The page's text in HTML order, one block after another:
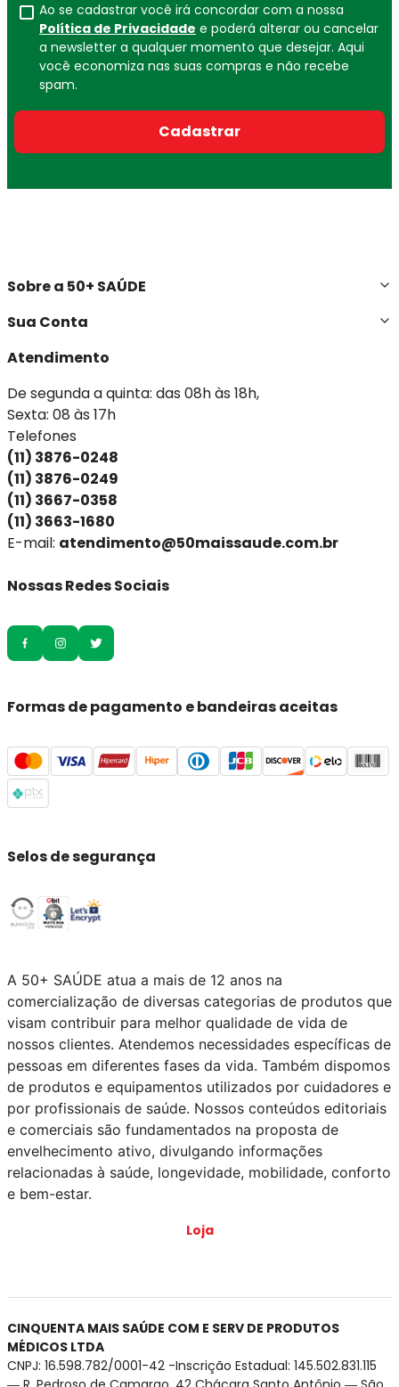
Ao se cadastrar você irá concordar com a nossa
Política de Privacidade e poderá alterar ou cancelar
a newsletter a qualquer momento que desejar. Aqui
você economiza nas suas compras e não recebe
spam.
Cadastrar
Sobre a 50+ SAÚDE
Sua Conta
Atendimento
De segunda a quinta: das 08h às 18h,
Sexta: 08 às 17h
Telefones
(11) 3876-0248
(11) 3876-0249
(11) 3667-0358
(11) 3663-1680
E-mail: atendimento@50maissaude.com.br
Nossas Redes Sociais
Formas de pagamento e bandeiras aceitas
Selos de segurança
A 50+ SAÚDE atua a mais de 12 anos na
comercialização de diversas categorias de produtos que
visam contribuir para melhor qualidade de vida de
nossos clientes. Atendemos necessidades específicas de
pessoas em diferentes fases da vida. Também dispomos
de produtos e equipamentos utilizados por cuidadores e
por profissionais de saúde. Nossos conteúdos editoriais
e comerciais são fundamentados na proposta de
envelhecimento ativo, divulgando informações
relacionadas à saúde, longevidade, mobilidade, conforto
e bem-estar.
Loja
CINQUENTA MAIS SAÚDE COM E SERV DE PRODUTOS
MÉDICOS LTDA
CNPJ: 16.598.782/0001-42 -Inscrição Estadual: 145.502.831.115